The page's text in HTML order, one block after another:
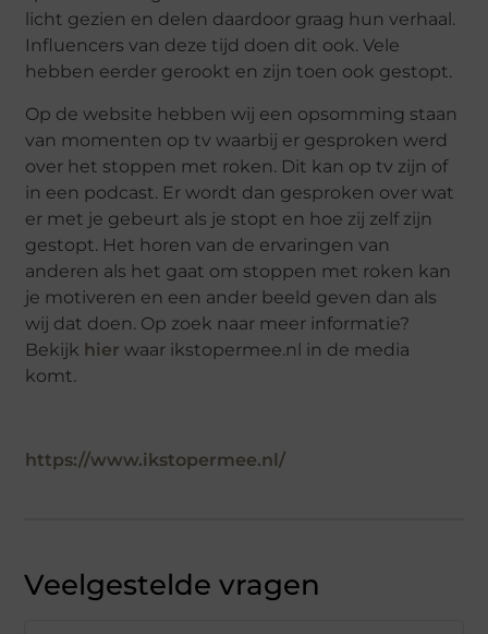
licht gezien en delen daardoor graag hun verhaal.
Influencers van deze tijd doen dit ook. Vele
hebben eerder gerookt en zijn toen ook gestopt.
Op de website hebben wij een opsomming staan
van momenten op tv waarbij er gesproken werd
over het stoppen met roken. Dit kan op tv zijn of
in een podcast. Er wordt dan gesproken over wat
er met je gebeurt als je stopt en hoe zij zelf zijn
gestopt. Het horen van de ervaringen van
anderen als het gaat om stoppen met roken kan
je motiveren en een ander beeld geven dan als
wij dat doen. Op zoek naar meer informatie?
Bekijk hier waar ikstopermee.nl in de media
komt.
https://www.ikstopermee.nl/
Veelgestelde vragen